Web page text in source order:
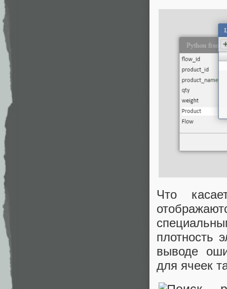
Что
плотность
выводе
для ячеек